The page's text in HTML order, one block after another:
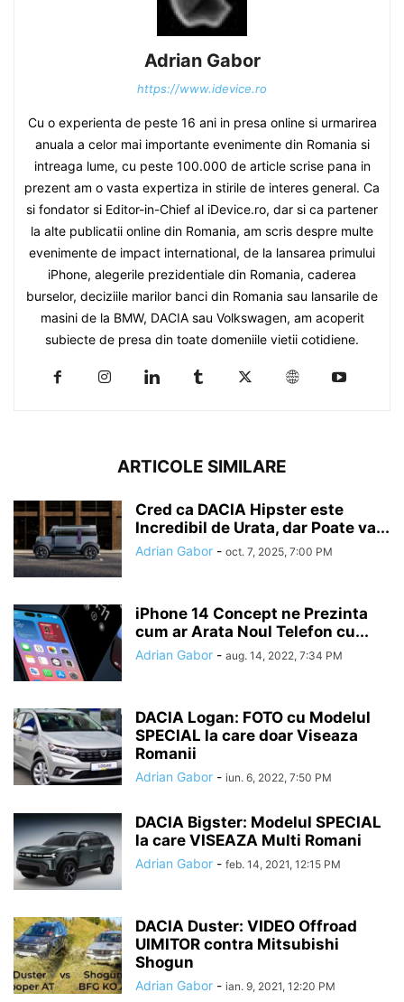
Adrian Gabor
https://www.idevice.ro
Cu o experienta de peste 16 ani in presa online si urmarirea
anuala a celor mai importante evenimente din Romania si
intreaga lume, cu peste 100.000 de article scrise pana in
prezent am o vasta expertiza in stirile de interes general. Ca
si fondator si Editor-in-Chief al iDevice.ro, dar si ca partener
la alte publicatii online din Romania, am scris despre multe
evenimente de impact international, de la lansarea primului
iPhone, alegerile prezidentiale din Romania, caderea
burselor, deciziile marilor banci din Romania sau lansarile de
masini de la BMW, DACIA sau Volkswagen, am acoperit
subiecte de presa din toate domeniile vietii cotidiene.
ARTICOLE SIMILARE
Cred ca DACIA Hipster este
Incredibil de Urata, dar Poate va...
Adrian Gabor - oct. 7, 2025, 7:00 PM
iPhone 14 Concept ne Prezinta
cum ar Arata Noul Telefon cu...
Adrian Gabor - aug. 14, 2022, 7:34 PM
DACIA Logan: FOTO cu Modelul
SPECIAL la care doar Viseaza
Romanii
Adrian Gabor - iun. 6, 2022, 7:50 PM
DACIA Bigster: Modelul SPECIAL
la care VISEAZA Multi Romani
Adrian Gabor - feb. 14, 2021, 12:15 PM
DACIA Duster: VIDEO Offroad
UIMITOR contra Mitsubishi
Shogun
Adrian Gabor - ian. 9, 2021, 12:20 PM